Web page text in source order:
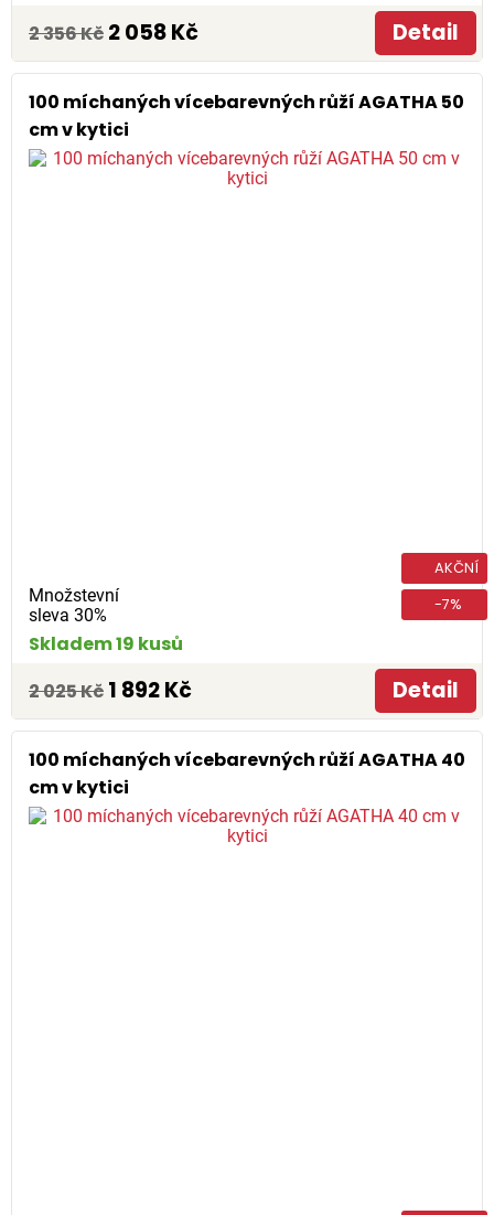
2 356 Kč 2 058 Kč Detail
100 míchaných vícebarevných růží AGATHA 50
cm v kytici
Množstevní
sleva 30%
AKČNÍ
-7%
Skladem 19 kusů
2 025 Kč 1 892 Kč Detail
100 míchaných vícebarevných růží AGATHA 40
cm v kytici